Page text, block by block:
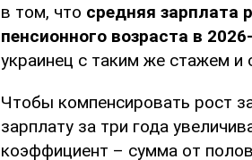
в том, что средняя зарплата
пенсионного возраста в
украинец с таким же стажем и
Чтобы компенсировать рост
зарплату за три года
коэффициент – сумма от